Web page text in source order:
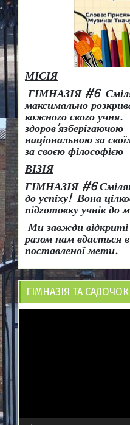
МІСІЯ
ГІМНАЗІЯ #6
максимально
кожного свого учня.
здоров’
національною за
за своєю філософією
ВІЗІЯ
ГІМНАЗІЯ #6
до успіху! Вона
підготовку учнів до
Ми завжди відкриті
разом нам вдасться
поставленої мети.
ГІМНАЗІЯ ТА